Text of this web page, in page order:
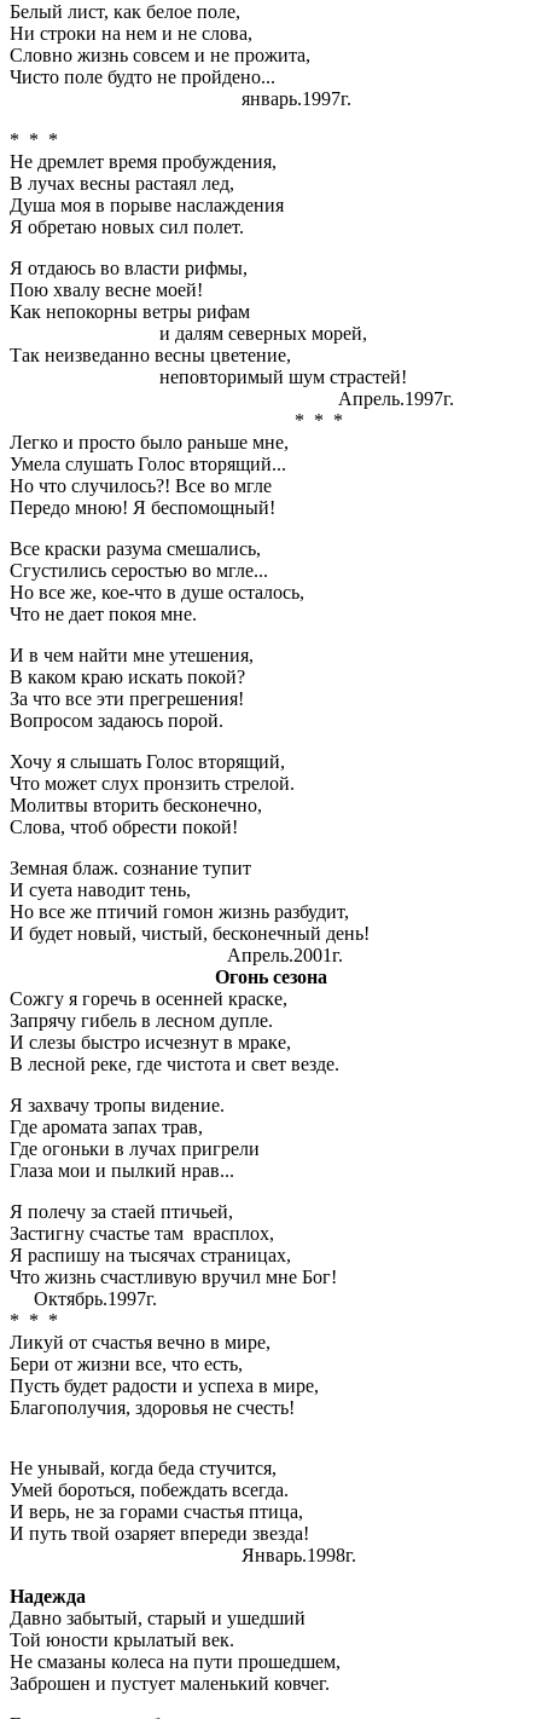
Белый лист, как белое поле,
Ни строки на нем и не слова,
Словно жизнь совсем и не прожита,
Чисто поле будто не пройдено...
январь.1997г.
* * *
Не дремлет время пробуждения,
В лучах весны растаял лед,
Душа моя в порыве наслаждения
Я обретаю новых сил полет.
Я отдаюсь во власти рифмы,
Пою хвалу весне моей!
Как непокорны ветры рифам
и далям северных морей,
Так неизведанно весны цветение,
неповторимый шум страстей!
Апрель.1997г.
* * *
Легко и просто было раньше мне,
Умела слушать Голос вторящий...
Но что случилось?! Все во мгле
Передо мною! Я беспомощный!
Все краски разума смешались,
Сгустились серостью во мгле...
Но все же, кое-что в душе осталось,
Что не дает покоя мне.
И в чем найти мне утешения,
В каком краю искать покой?
За что все эти прегрешения!
Вопросом задаюсь порой.
Хочу я слышать Голос вторящий,
Что может слух пронзить стрелой.
Молитвы вторить бесконечно,
Слова, чтоб обрести покой!
Земная блаж. сознание тупит
И суета наводит тень,
Но все же птичий гомон жизнь разбудит,
И будет новый, чистый, бесконечный день!
Апрель.2001г.
Огонь сезона
Сожгу я горечь в осенней краске,
Запрячу гибель в лесном дупле.
И слезы быстро исчезнут в мраке,
В лесной реке, где чистота и свет везде.
Я захвачу тропы видение.
Где аромата запах трав,
Где огоньки в лучах пригрели
Глаза мои и пылкий нрав...
Я полечу за стаей птичьей,
Застигну счастье там врасплох,
Я распишу на тысячах страницах,
Что жизнь счастливую вручил мне Бог!
Октябрь.1997г.
* * *
Ликуй от счастья вечно в мире,
Бери от жизни все, что есть,
Пусть будет радости и успеха в мире,
Благополучия, здоровья не счесть!
Не унывай, когда беда стучится,
Умей бороться, побеждать всегда.
И верь, не за горами счастья птица,
И путь твой озаряет впереди звезда!
Январь.1998г.
Надежда
Давно забытый, старый и ушедший
Той юности крылатый век.
Не смазаны колеса на пути прошедшем,
Заброшен и пустует маленький ковчег.